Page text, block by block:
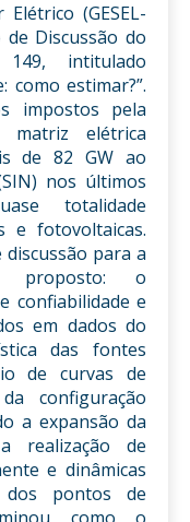
(GESEL-
de Discussão do
intitulado
como estimar?”.
impostos pela
matriz elétrica
de 82 GW ao
nos últimos
totalidade
e fotovoltaicas.
para a
proposto: o
confiabilidade e
em dados do
das fontes
de curvas de
configuração
a expansão da
realização de
e dinâmicas
dos pontos de